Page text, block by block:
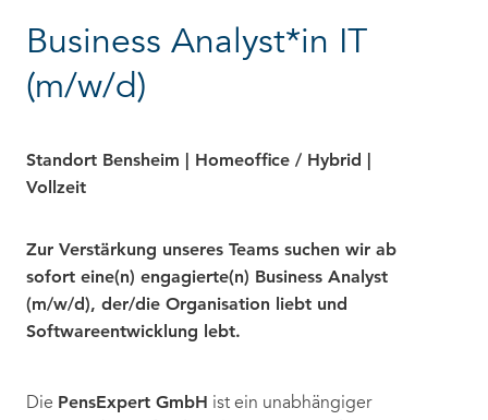
Business Analyst*in IT
(m/w/d)
Standort Bensheim | Homeoffice / Hybrid |
Vollzeit
Zur Verstärkung unseres Teams suchen wir ab
sofort eine(n) engagierte(n) Business Analyst
(m/w/d), der/die Organisation liebt und
Softwareentwicklung lebt.
Die PensExpert GmbH ist ein unabhängiger